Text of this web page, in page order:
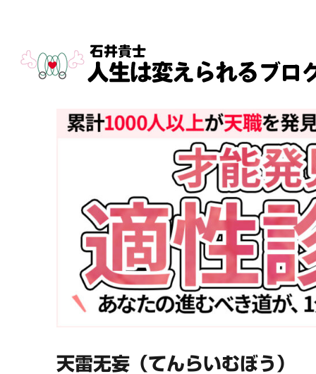
天雷无妄（てんらいむぼう）